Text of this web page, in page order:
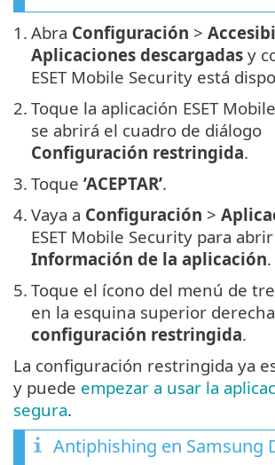
1. Abra Configuración >
Aplicaciones descargadas y
ESET Mobile Security está
2. Toque la aplicación ESET
se abrirá el cuadro de diálogo
Configuración restringida.
3. Toque ’ACEPTAR’.
4. Vaya a Configuración >
ESET Mobile Security para
Información de la aplicación.
5. Toque el ícono del menú de
en la esquina superior
configuración restringida.
La configuración restringida ya
y puede empezar a usar la
segura.
Antiphishing en Samsung